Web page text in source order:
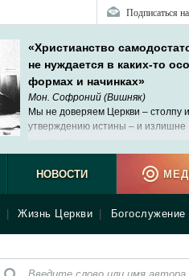
Подписаться
«Христианство
не нуждается в каких-то
формах и начинках»
Мон. Софроний (Вишняк)
Мы не доверяем Церкви – столпу и
утверждению истины – и излишне
возможности познания.
Жизнь Церкви Богослужение
НОВОСТИ